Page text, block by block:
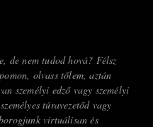
de nem tudod hová? Félsz
olvass tőlem, aztán
személyi edző vagy személyi
túravezetőd vagy
virtuálisan és